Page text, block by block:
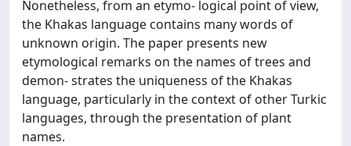
Nonetheless, from an etymo- logical point of view,
the Khakas language contains many words of
unknown origin. The paper presents new
etymological remarks on the names of trees and
demon- strates the uniqueness of the Khakas
language, particularly in the context of other Turkic
languages, through the presentation of plant
names.